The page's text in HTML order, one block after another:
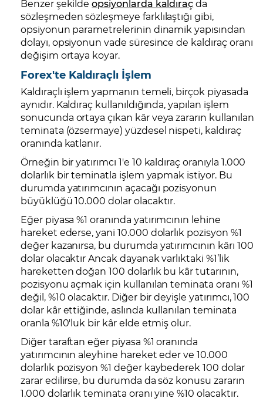
Benzer şekildeopsiyonlarda kaldıraçda
sözleşmeden sözleşmeye farklılaştığı gibi,
opsiyonun parametrelerinin dinamik yapısından
dolayı, opsiyonun vade süresince de kaldıraç oranı
değişim ortaya koyar.
Forex'te Kaldıraçlı İşlem
Kaldıraçlı işlem yapmanın temeli, birçok piyasada
aynıdır. Kaldıraç kullanıldığında, yapılan işlem
sonucunda ortaya çıkan kâr veya zararın kullanılan
teminata (özsermaye) yüzdesel nispeti, kaldıraç
oranında katlanır.
Örneğin bir yatırımcı 1'e 10 kaldıraç oranıyla 1.000
dolarlık bir teminatla işlem yapmak istiyor. Bu
durumda yatırımcının açacağı pozisyonun
büyüklüğü 10.000 dolar olacaktır.
Eğer piyasa %1 oranında yatırımcının lehine
hareket ederse, yani 10.000 dolarlık pozisyon %1
değer kazanırsa, bu durumda yatırımcının kârı 100
dolar olacaktır Ancak dayanak varlıktaki %1’lik
hareketten doğan 100 dolarlık bu kâr tutarının,
pozisyonu açmak için kullanılan teminata oranı %1
değil, %10 olacaktır. Diğer bir deyişle yatırımcı, 100
dolar kâr ettiğinde, aslında kullanılan teminata
oranla %10'luk bir kâr elde etmiş olur.
Diğer taraftan eğer piyasa %1 oranında
yatırımcının aleyhine hareket eder ve 10.000
dolarlık pozisyon %1 değer kaybederek 100 dolar
zarar edilirse, bu durumda da söz konusu zararın
1.000 dolarlık teminata oranı yine %10 olacaktır.